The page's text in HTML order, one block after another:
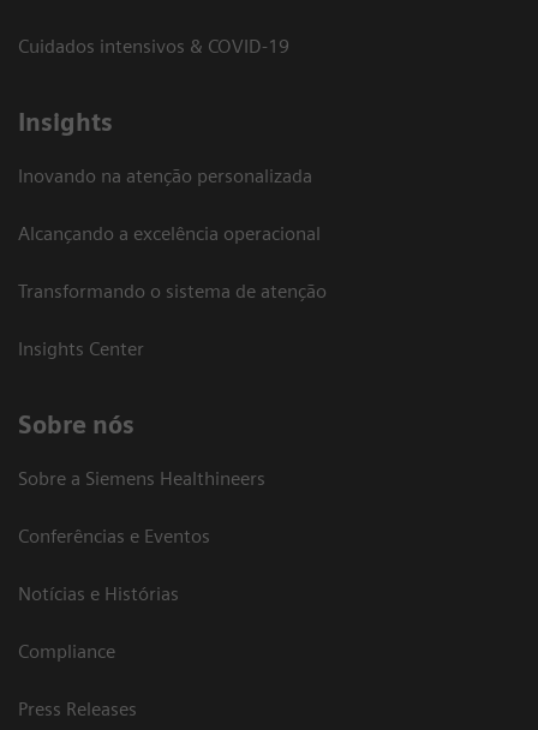
Cuidados intensivos & COVID-19
Insights
Inovando na atenção personalizada
Alcançando a excelência operacional
Transformando o sistema de atenção
Insights Center
Sobre nós
Sobre a Siemens Healthineers
Conferências e Eventos
Notícias e Histórias
Compliance
Press Releases